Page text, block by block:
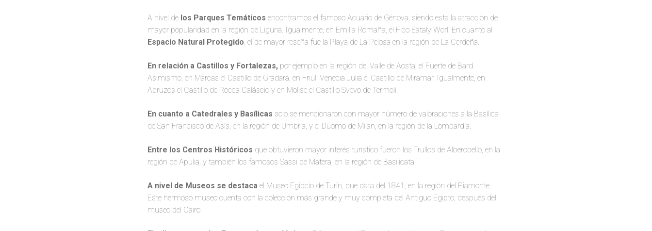
A nivel de los Parques Temáticos encontramos el famoso Acuario de Génova, siendo esta la atracción de
mayor popularidad en la región de Liguria. Igualmente, en Emilia Romaña, el Fico Eataly Worl. En cuanto al
Espacio Natural Protegido, el de mayor reseña fue la Playa de La Pelosa en la región de La Cerdeña.
En relación a Castillos y Fortalezas, por ejemplo en la región del Valle de Aosta, el Fuerte de Bard.
Asimismo, en Marcas el Castillo de Gradara, en Friuli Venecia Julia el Castillo de Miramar. Igualmente, en
Abruzos el Castillo de Rocca Caláscio y en Molise el Castillo Svevo de Termoli.
En cuanto a Catedrales y Basílicas solo se mencionaron con mayor número de valoraciones a la Basílica
de San Francisco de Asís, en la región de Umbría, y el Duomo de Milán, en la región de la Lombardía.
Entre los Centros Históricos que obtuvieron mayor interés turístico fueron los Trullos de Alberobello, en la
región de Apulia, y también los famosos Sassi de Matera, en la región de Basilicata.
A nivel de Museos se destaca el Museo Egipcio de Turín, que data del 1841, en la región del Piamonte.
Este hermoso museo cuenta con la colección más grande y muy completa del Antiguo Egipto, después del
museo del Cairo.